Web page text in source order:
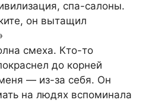
спа-салоны.
он вытащил
смеха. Кто-то
до корней
— из-за себя. Он
на людях вспоминала